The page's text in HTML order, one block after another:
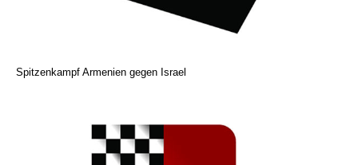
Spitzenkampf Armenien gegen Israel